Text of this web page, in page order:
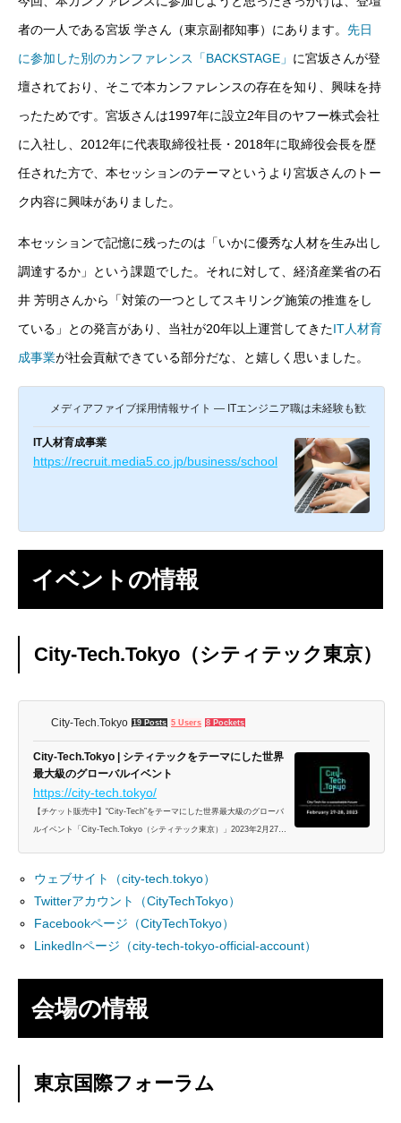
者の一人である宮坂 学さん（東京副都知事）にあります。 先日
に参加した別のカンファレンス「BACKSTAGE」 に宮坂さんが登
壇されており、そこで本カンファレンスの存在を知り、興味を持
ったためです。宮坂さんは1997年に設立2年目のヤフー株式会社
に入社し、2012年に代表取締役社長・2018年に取締役会長を歴
任された方で、本セッションのテーマというより宮坂さんのトー
ク内容に興味がありました。
本セッションで記憶に残ったのは「いかに優秀な人材を生み出し
調達するか」という課題でした。それに対して、経済産業省の石
井 芳明さんから「対策の一つとしてスキリング施策の推進をし
ている」との発言があり、当社が20年以上運営してきたIT人材育
成事業が社会貢献できている部分だな、と嬉しく思いました。
メディアファイブ採用情報サイト ― ITエンジニア職は未経験も歓迎 ―
IT人材育成事業
https://recruit.media5.co.jp/business/school
イベントの情報
City-Tech.Tokyo（シティテック東京）
City-Tech.Tokyo 19 Posts 5 Users 8 Pockets
City-Tech.Tokyo | シティテックをテーマにした世界
最大級のグローバルイベント
https://city-tech.tokyo/
【チケット販売中】“City-Tech”をテーマにした世界最大級のグローバ
ルイベント「City-Tech.Tokyo（シティテック東京）」2023年2月27日
ウェブサイト（city-tech.tokyo）
Twitterアカウント（CityTechTokyo）
Facebookページ（CityTechTokyo）
LinkedInページ（city-tech-tokyo-official-account）
会場の情報
東京国際フォーラム